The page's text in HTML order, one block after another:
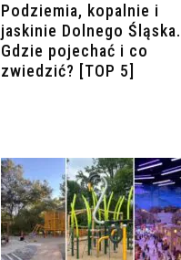
Podziemia, kopalnie i
jaskinie Dolnego Śląska.
Gdzie pojechać i co
zwiedzić? [TOP 5]